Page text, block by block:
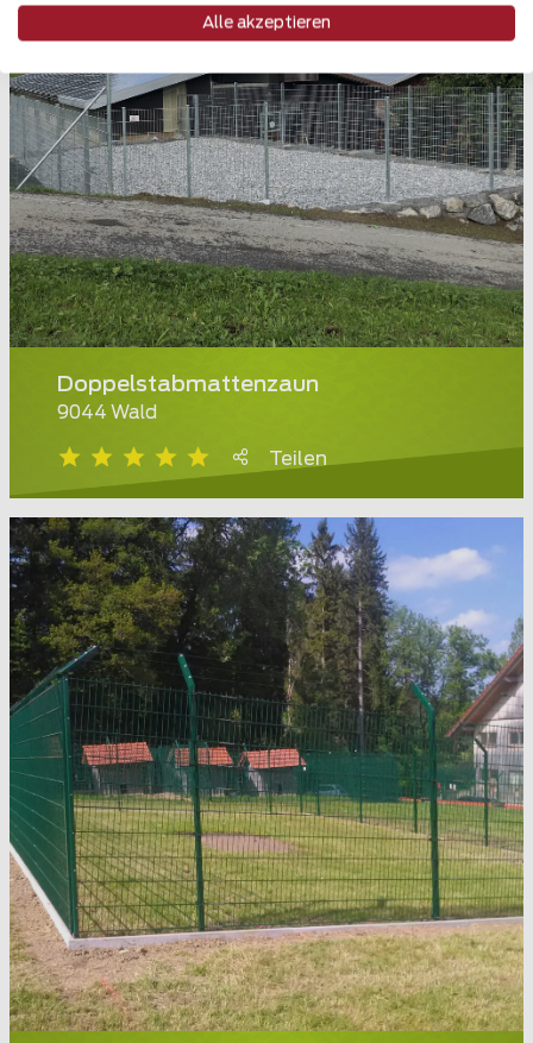
Doppelstabmattenzaun
9044 Wald
Teilen
Alle akzeptieren